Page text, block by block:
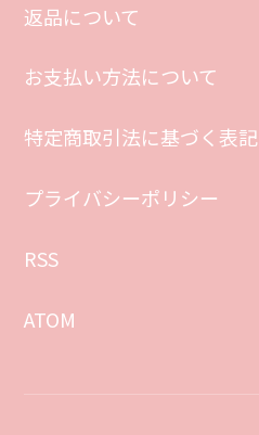
返品について
お支払い方法について
特定商取引法に基づく表記
プライバシーポリシー
RSS
ATOM